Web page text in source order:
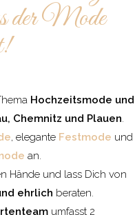
der Mode
Hochzeitsmode und
Chemnitz und Plauen.
, elegante Festmode und
an.
Hände und lass Dich von
ehrlich beraten.
umfasst 2